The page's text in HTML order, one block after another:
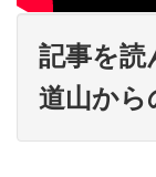
記事を読
道山から